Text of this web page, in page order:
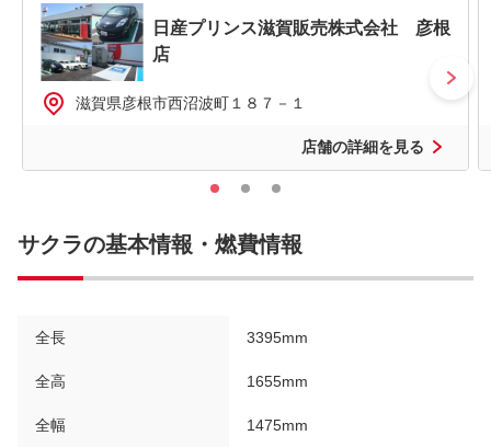
日産プリンス滋賀販売株式会社 彦根
店
滋賀県彦根市西沼波町１８７－１
店舗の詳細を見る
サクラの基本情報・燃費情報
全長 3395mm
全高 1655mm
全幅 1475mm